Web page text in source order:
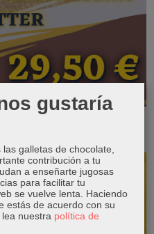
TEXTO
gustaría
galletas de chocolate,
contribución a tu
a enseñarte jugosas
para facilitar tu
se vuelve lenta. Haciendo
estás de acuerdo con su
nuestra política de